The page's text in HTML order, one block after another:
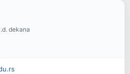
dekana